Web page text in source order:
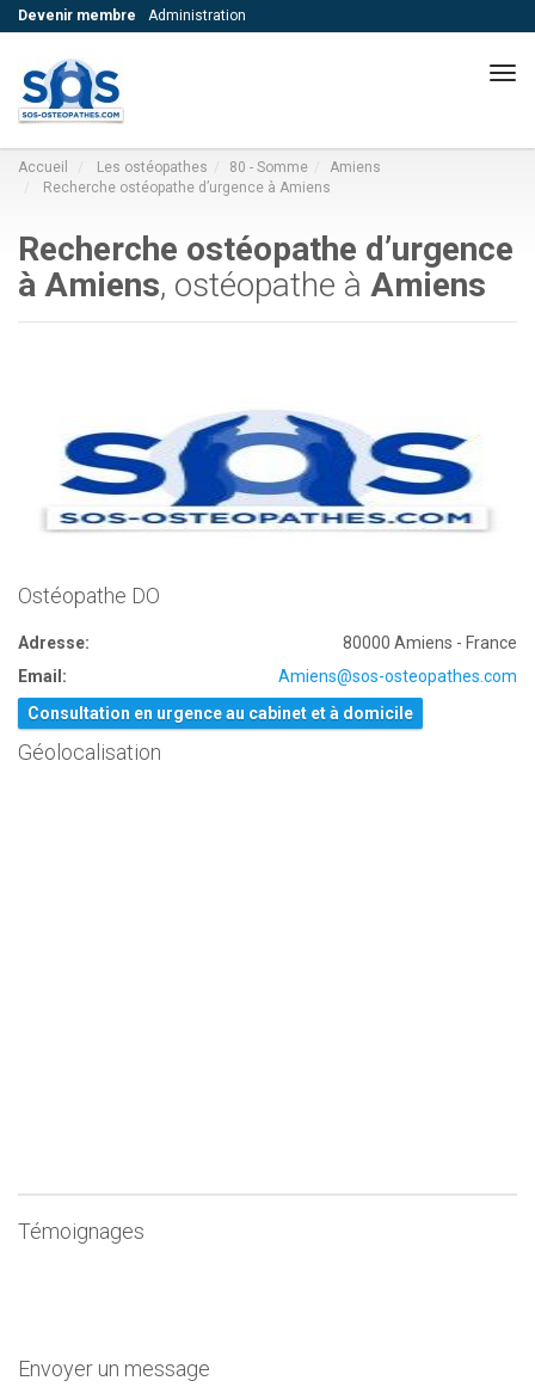
Devenir membre Administration
Accueil Les ostéopathes 80 - Somme
Amiens
Recherche ostéopathe d’urgence à Amiens
Recherche ostéopathe d’urgence
à Amiens, ostéopathe à Amiens
Ostéopathe DO
Adresse:
80000 Amiens - France
Email:
Amiens@sos-osteopathes.com
Consultation en urgence au cabinet et à domicile
Géolocalisation
Témoignages
Envoyer un message